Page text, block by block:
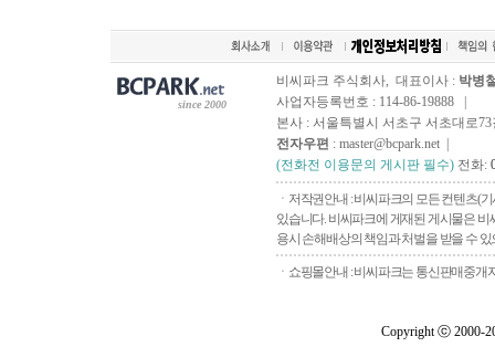
since 2000
비씨파크 주식회사, 대표이사 : 박병
사업자등록번호 : 114-86-19888 |
본사 : 서울특별시 서초구 서초대로73
전자우편 : master@bcpark.net |
(전화전 이용문의 게시판 필수) 전화:
ㆍ저작권안내 : 비씨파크의 모든 컨텐츠(
있습니다. 비씨파크에 게재된 게시물은
용시 손해배상의 책임과 처벌을 받을 수
ㆍ쇼핑몰안내 : 비씨파크는 통신판매중개
Copyright ⓒ 2000-